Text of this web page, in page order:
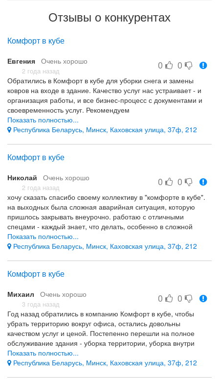
Отзывы о конкурентах
Комфорт в кубе
Евгения Очень хорошо
2 года назад 0 0
Обратились в Комфорт в кубе для уборки снега и замены
ковров на входе в здание. Качество услуг нас устраивает - и
организация работы, и все бизнес-процесс с документами и
своевременность услуг. Рекомендуем
качество услуг, четкость бизнес-процессов, своевременность
Показать полностью...
Республика Беларусь, Минск, Каховская улица, 37ф, 212
Комфорт в кубе
Николай Очень хорошо
2 года назад 0 0
хочу сказать спасибо своему коллективу в "комфорте в кубе".
на выходных была сложная аварийная ситуация, которую
пришлось закрывать внеурочно. работаю с отличными
спецами - каждый знает, что делать, особенно в сложной
ситуации. спасибо за профессионализм и скорость реакции на
мою просьбу о помощи.
настоящие профессионалы и напарники
Показать полностью...
Республика Беларусь, Минск, Каховская улица, 37ф, 212
Комфорт в кубе
Михаил Очень хорошо
3 года назад 0 0
Год назад обратились в компанию Комфорт в кубе, чтобы
убрать территорию вокруг офиса, остались довольны
качеством услуг и ценой. Постепенно перешли на полное
обслуживание здания - уборка территории, уборка внутри
помещений, сезонные работы по мойке окон и очистке снега.
Обслуживание на уровне. Рекомендуем.
Качество обслуживания, полный комплекс необходимых нам
Показать полностью...
Республика Беларусь, Минск, Каховская улица, 37ф, 212